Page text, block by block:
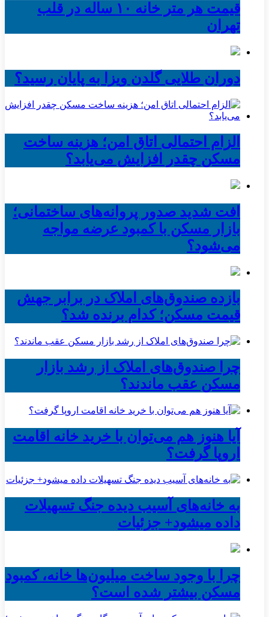
قیمت هر متر خانه ۱۰ ساله در قلب
تهران
دوران طلایی گلدن ویزا به پایان رسید؟
الزام احتمالی اتاق امن؛ هزینه ساخت
مسکن چقدر افزایش می‌یابد؟
افت شدید صدور پروانه‌های ساختمانی؛
بازار مسکن با کمبود عرضه مواجه
می‌شود؟
بازده صندوق‌های املاک در برابر جهش
قیمت مسکن؛ کدام برنده شد؟
چرا صندوق‌های املاک از رشد بازار
مسکن عقب ماندند؟
آیا هنوز هم می‌توان با خرید خانه اقامت
اروپا گرفت؟
به خانه‌های آسیب دیده جنگ تسهیلات
داده میشود+ جزئیات
چرا با وجود ساخت میلیون‌ها خانه، کمبود
مسکن بیشتر شده است؟